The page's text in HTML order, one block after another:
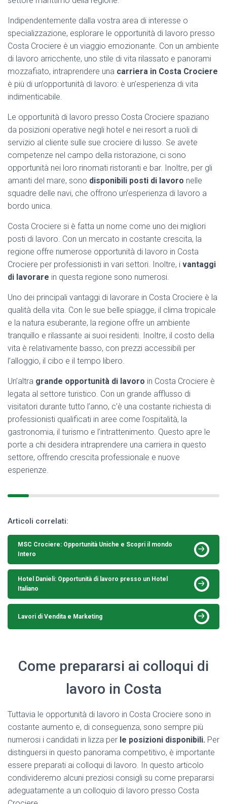
Indipendentemente dalla vostra area di interesse o
specializzazione, esplorare le opportunità di lavoro presso
Costa Crociere è un viaggio emozionante. Con un ambiente
di lavoro arricchente, uno stile di vita rilassato e panorami
mozzafiato, intraprendere una carriera in Costa Crociere
è più di un’opportunità di lavoro: è un’esperienza di vita
indimenticabile.
Le opportunità di lavoro presso Costa Crociere spaziano
da posizioni operative negli hotel e nei resort a ruoli di
servizio al cliente sulle sue crociere di lusso. Se avete
competenze nel campo della ristorazione, ci sono
opportunità nei loro rinomati ristoranti e bar. Inoltre, per gli
amanti del mare, sono disponibili posti di lavoro nelle
squadre delle navi, che offrono un’esperienza di lavoro a
bordo unica.
Costa Crociere si è fatta un nome come uno dei migliori
posti di lavoro. Con un mercato in costante crescita, la
regione offre numerose opportunità di lavoro in Costa
Crociere per professionisti in vari settori. Inoltre, i vantaggi
di lavorare in questa regione sono numerosi.
Uno dei principali vantaggi di lavorare in Costa Crociere è la
qualità della vita. Con le sue belle spiagge, il clima tropicale
e la natura esuberante, la regione offre un ambiente
tranquillo e rilassante ai suoi residenti. Inoltre, il costo della
vita è relativamente basso, con prezzi accessibili per
l’alloggio, il cibo e il tempo libero.
Un’altra grande opportunità di lavoro in Costa Crociere è
legata al settore turistico. Con un grande afflusso di
visitatori durante tutto l’anno, c’è una costante richiesta di
professionisti qualificati in aree come l’ospitalità, la
gastronomia, il turismo e l’intrattenimento. Questo apre le
porte a chi desidera intraprendere una carriera in questo
settore, offrendo crescita professionale e nuove
esperienze.
Articoli correlati:
MSC Crociere: Opportunità Uniche e Scopri il mondo
Intero
Hotel Danieli: Opportunità di lavoro presso un Hotel
Italiano
Lavori di Vendita e Marketing
Come prepararsi ai colloqui di
lavoro in Costa
Tuttavia le opportunità di lavoro in Costa Crociere sono in
costante aumento e, di conseguenza, sono sempre più
numerosi i candidati in lizza per le posizioni disponibili. Per
distinguersi in questo panorama competitivo, è importante
essere preparati ai colloqui di lavoro. In questo articolo
condivideremo alcuni preziosi consigli su come prepararsi
adeguatamente a un colloquio di lavoro presso Costa